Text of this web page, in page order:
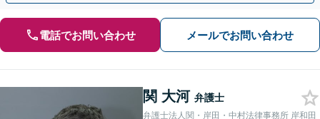
電話でお問い合わせ メールでお問い合わせ
関 大河 弁護士
弁護士法人関・岸田・中村法律事務所 岸和田